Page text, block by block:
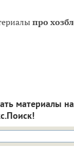
про
материалы